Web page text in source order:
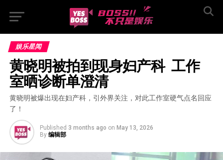
娱乐星闻
黄晓明被拍到现身妇产科  工作
室晒诊断单澄清
黄晓明被爆出现在妇产科，引外界关注，对此工作室硬气点名回应
了！
Published 3 months ago on May 13, 2026
By 编辑部